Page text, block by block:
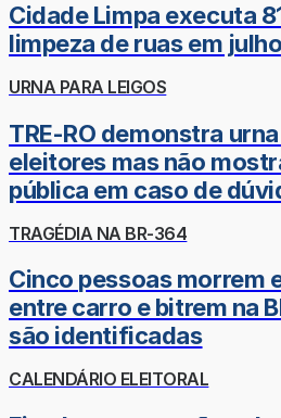
Cidade Limpa executa
limpeza de ruas em julho
URNA PARA LEIGOS
TRE-RO demonstra
eleitores mas não
pública em caso de
TRAGÉDIA NA BR-364
Cinco pessoas morrem
entre carro e bitrem na
são identificadas
CALENDÁRIO ELEITORAL